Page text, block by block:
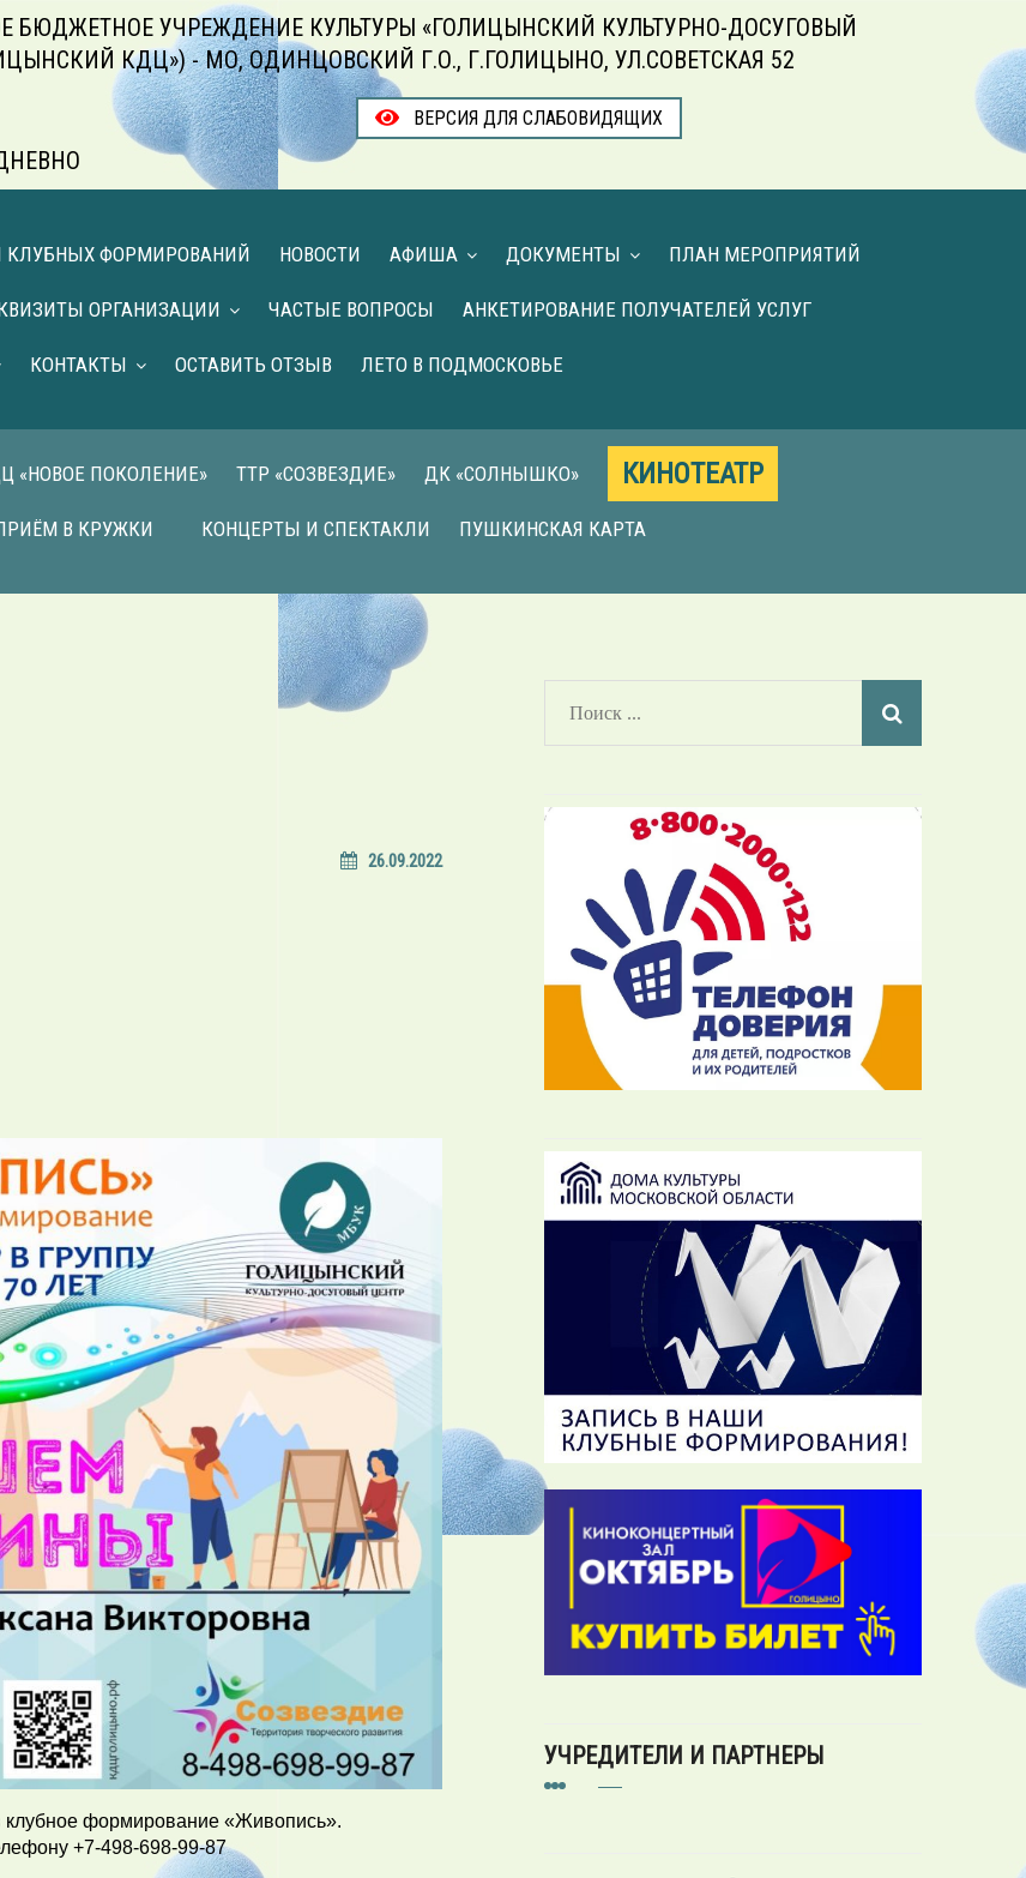
БЮДЖЕТНОЕ УЧРЕЖДЕНИЕ КУЛЬТУРЫ «ГОЛИЦЫНСКИЙ КУЛЬТУРНО-ДОСУГОВЫЙ
КДЦ») - МО, ОДИНЦОВСКИЙ Г.О., Г.ГОЛИЦЫНО, УЛ.СОВЕТСКАЯ 52
ВЕРСИЯ ДЛЯ СЛАБОВИДЯЩИХ
КЛУБНЫХ ФОРМИРОВАНИЙ НОВОСТИ АФИША ДОКУМЕНТЫ ПЛАН МЕРОПРИЯТИЙ
ОРГАНИЗАЦИИ ЧАСТЫЕ ВОПРОСЫ АНКЕТИРОВАНИЕ ПОЛУЧАТЕЛЕЙ УСЛУГ
КОНТАКТЫ ОСТАВИТЬ ОТЗЫВ ЛЕТО В ПОДМОСКОВЬЕ
«НОВОЕ ПОКОЛЕНИЕ» ТТР «СОЗВЕЗДИЕ» ДК «СОЛНЫШКО» КИНОТЕАТР
В КРУЖКИ КОНЦЕРТЫ И СПЕКТАКЛИ ПУШКИНСКАЯ КАРТА
26.09.2022
клубное формирование «Живопись».
+7-498-698-99-87
УЧРЕДИТЕЛИ И ПАРТНЕРЫ